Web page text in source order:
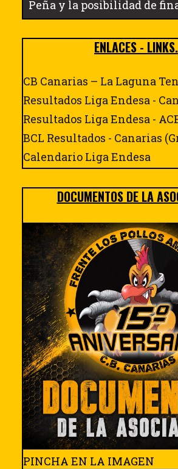
Peña y la posibilidad de
ENLACES - LINKS.
CB Canarias – La Laguna
Resultados Liga Endesa -
Resultados Liga Endesa -
BCL Resultados - Canarias
Calendario Liga Endesa
DOCUMENTOS DE LA
PINCHA EN LA IMAGEN